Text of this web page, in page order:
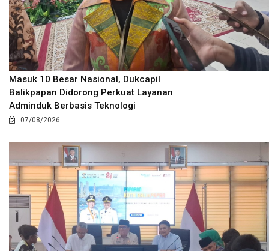
Masuk 10 Besar Nasional, Dukcapil
Balikpapan Didorong Perkuat Layanan
Adminduk Berbasis Teknologi
07/08/2026